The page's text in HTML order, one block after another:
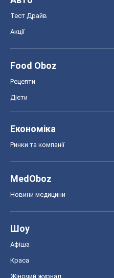
Тест Драйв
Акції
Food Oboz
Рецепти
Дієти
Економіка
Ринки та компанії
MedOboz
Новини медицини
Шоу
Афіша
Краса
Жіночий журнал